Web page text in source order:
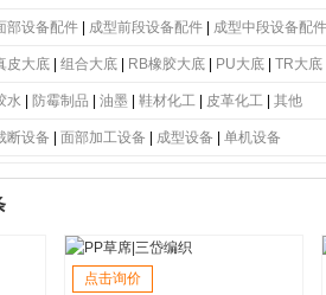
|塑胶片|其他
部设备配件 成型前段设备配件 成型中段设备配
皮大底 |组合大底 RB橡胶大底 PU大底 |TR大底
|PE大底|PP大底| SBR大底| PC大底| 软木大底
水 防霉制品 |油墨 |鞋材化工 皮革化工 |其他
断设备 |面部加工设备 成型设备 |单机设备
点击询价